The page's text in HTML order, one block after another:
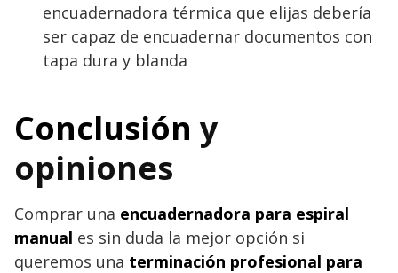
encuadernadora térmica que elijas debería
ser capaz de encuadernar documentos con
tapa dura y blanda
Conclusión y
opiniones
Comprar una encuadernadora para espiral
manual es sin duda la mejor opción si
queremos una terminación profesional para